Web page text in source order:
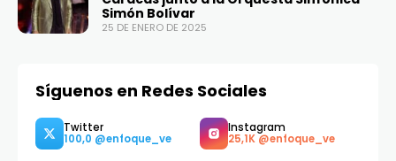
Simón Bolívar
25 DE ENERO DE 2025
Síguenos en Redes Sociales